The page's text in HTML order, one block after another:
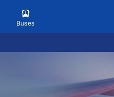
Buses